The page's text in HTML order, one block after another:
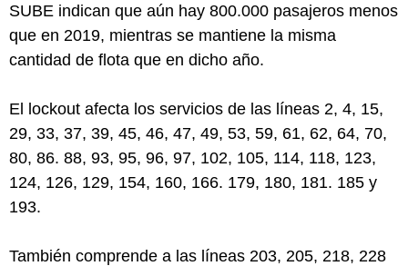
SUBE indican que aún hay 800.000 pasajeros menos
que en 2019, mientras se mantiene la misma
cantidad de flota que en dicho año.
El lockout afecta los servicios de las líneas 2, 4, 15,
29, 33, 37, 39, 45, 46, 47, 49, 53, 59, 61, 62, 64, 70,
80, 86. 88, 93, 95, 96, 97, 102, 105, 114, 118, 123,
124, 126, 129, 154, 160, 166. 179, 180, 181. 185 y
193.
También comprende a las líneas 203, 205, 218, 228